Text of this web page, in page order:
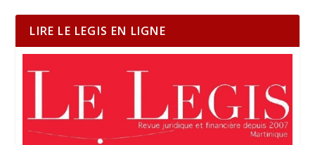
LIRE LE LEGIS EN LIGNE